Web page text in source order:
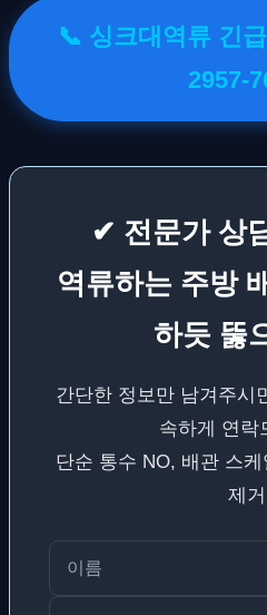
📞 싱크대역류 긴
2957-
✔ 전문가 상
역류하는 주방
하듯 뚫
간단한 정보만 남겨주시
속하게 연락
단순 통수 NO, 배관 스
제